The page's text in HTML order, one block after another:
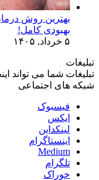
بهترین روش
بهبودی کامل!
۵ خرداد, ۱۴۰۵
تبلیغات
تبلیغات شما می تواند
شبکه های اجتماعی
فیسبوک
ایکس
لینکداین
اینستاگرام
Medium
تلگرام
خوراک